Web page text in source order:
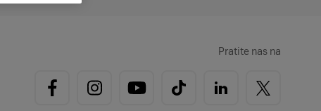
Pratite nas na